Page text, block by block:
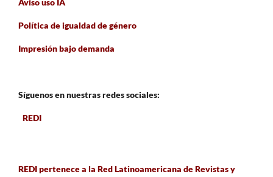
Política de igualdad de género
Impresión bajo demanda
Síguenos en nuestras redes sociales:
REDI
REDI pertenece a la Red Latinoamericana de Revistas y